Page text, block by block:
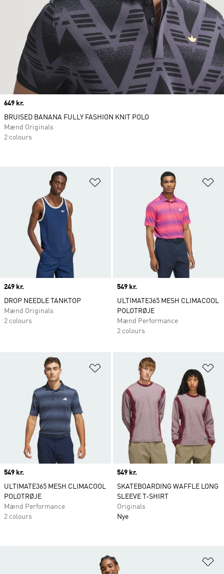
Price
249 kr.
DROP NEEDLE TANKTOP
Mænd Originals
2 colours
Price
549 kr.
ULTIMATE365 MESH CLIMACOOL
POLOTRØJE
Mænd Performance
2 colours
Føj til ønskeliste
Price
549 kr.
ULTIMATE365 MESH CLIMACOOL
POLOTRØJE
Mænd Performance
2 colours
Price
549 kr.
SKATEBOARDING WAFFLE LONG
SLEEVE T-SHIRT
Originals
Nye
Price
649 kr.
BRUISED BANANA FULLY FASHION KNIT POLO
Mænd Originals
2 colours